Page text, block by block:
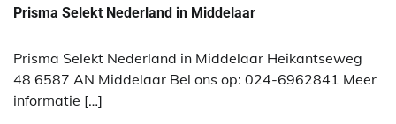
Prisma Selekt Nederland in Middelaar
Prisma Selekt Nederland in Middelaar Heikantseweg
48 6587 AN Middelaar Bel ons op: 024-6962841 Meer
informatie […]